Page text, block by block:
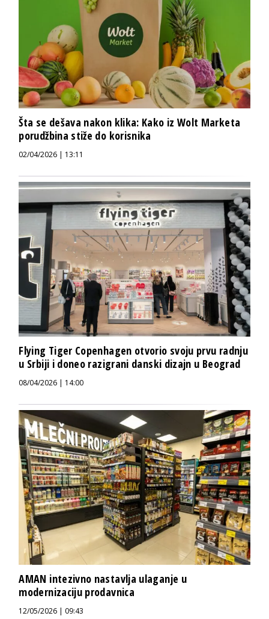
Šta se dešava nakon klika: Kako iz Wolt Marketa
porudžbina stiže do korisnika
02/04/2026 | 13:11
Flying Tiger Copenhagen otvorio svoju prvu radnju
u Srbiji i doneo razigrani danski dizajn u Beograd
08/04/2026 | 14:00
AMAN intezivno nastavlja ulaganje u
modernizaciju prodavnica
12/05/2026 | 09:43